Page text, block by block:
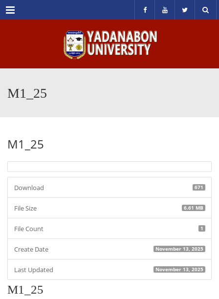
Menu
M1_25
M1_25
Download 671
File Size 6.61 MB
File Count 1
Create Date November 13, 2025
Last Updated November 13, 2025
M1_25